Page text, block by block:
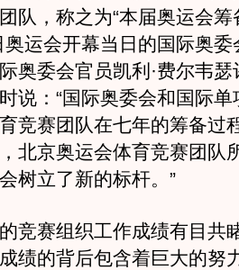
队，称之为“本届奥运会
奥运会开幕当日的国际奥
奥委会官员凯利·费尔韦
说：“国际奥委会和国际
竞赛团队在七年的筹备过
北京奥运会体育竞赛团队
树立了新的标杆。”
赛组织工作成绩有目共
绩的背后包含着巨大的努